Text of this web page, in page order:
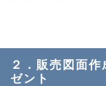
２．販売図面
ゼント